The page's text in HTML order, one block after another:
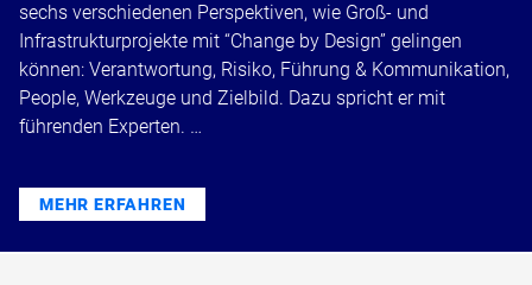
sechs verschiedenen Perspektiven, wie Groß- und
Infrastrukturprojekte mit “Change by Design” gelingen
können: Verantwortung, Risiko, Führung & Kommunikation,
People, Werkzeuge und Zielbild. Dazu spricht er mit
führenden Experten. …
MEHR ERFAHREN